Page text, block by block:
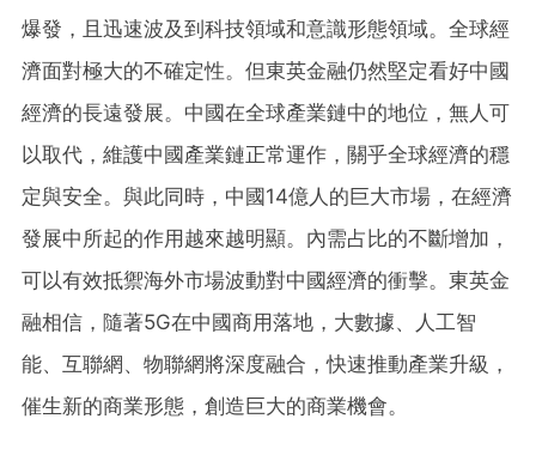
爆發，且迅速波及到科技領域和意識形態領域。全球經
濟面對極大的不確定性。但東英金融仍然堅定看好中國
經濟的長遠發展。中國在全球產業鏈中的地位，無人可
以取代，維護中國產業鏈正常運作，關乎全球經濟的穩
定與安全。與此同時，中國14億人的巨大市場，在經濟
發展中所起的作用越來越明顯。內需占比的不斷增加，
可以有效抵禦海外市場波動對中國經濟的衝擊。東英金
融相信，隨著5G在中國商用落地，大數據、人工智
能、互聯網、物聯網將深度融合，快速推動產業升級，
催生新的商業形態，創造巨大的商業機會。